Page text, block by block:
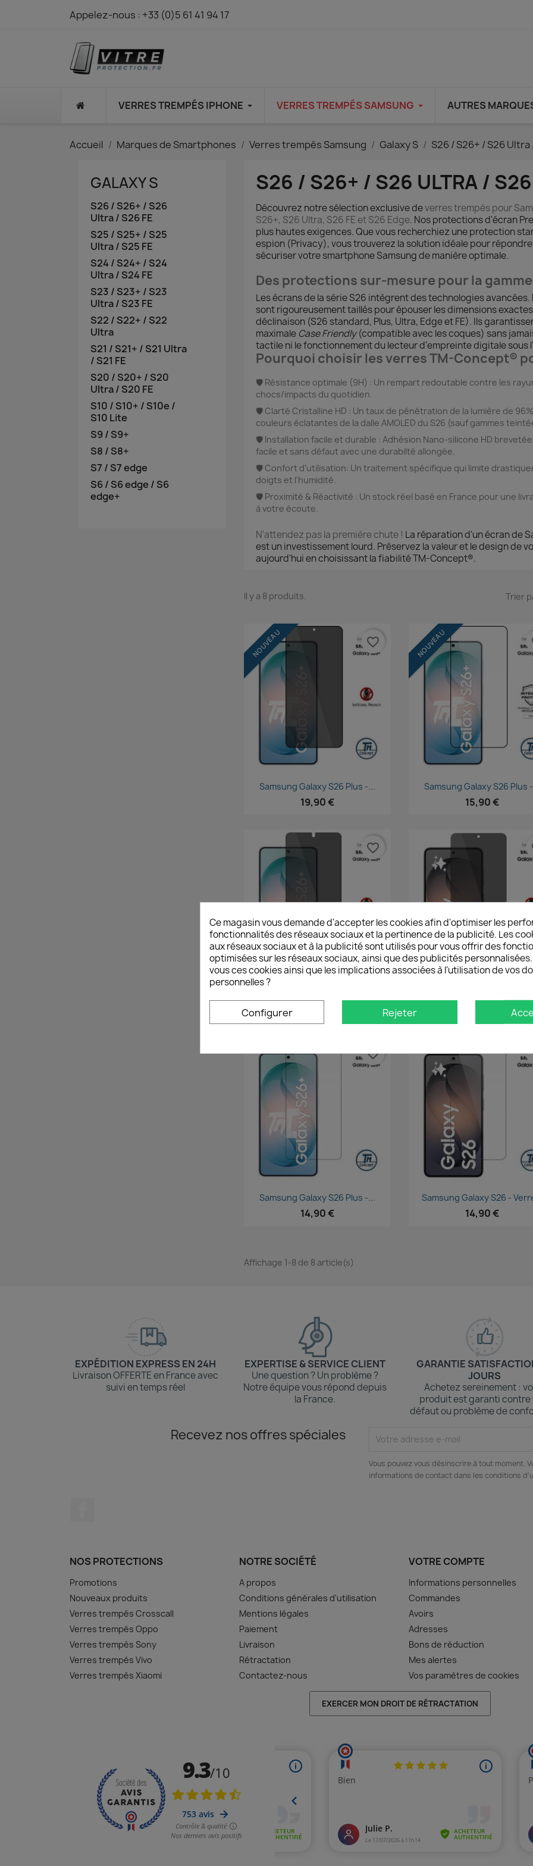
Appelez-nous : +33 (0)5 61 41 94 17
VERRES TREMPÉS IPHONE VERRES TREMPÉS SAMSUNG AUTRES
Accueil Marques de Smartphones Verres trempés Samsung Galaxy S S26 / S26+ / S26 Ultra
GALAXY S
S26 / S26+ / S26
Ultra / S26 FE
S25 / S25+ / S25
Ultra / S25 FE
S24 / S24+ / S24
Ultra / S24 FE
S23 / S23+ / S23
Ultra / S23 FE
S22 / S22+ / S22
Ultra
S21 / S21+ / S21 Ultra
/ S21 FE
S20 / S20+ / S20
Ultra / S20 FE
S10 / S10+ / S10e /
S10 Lite
S9 / S9+
S8 / S8+
S7 / S7 edge
S6 / S6 edge / S6
edge+
S26 / S26+ / S26 ULTRA / S26
Découvrez notre sélection exclusive deverres trempés pour
S26+, S26 Ultra, S26 FE et S26 Edge. Nos protections d'écran
plus hautes exigences. Que vous recherchiez une protection
espion (Privacy), vous trouverez la solution idéale pour
sécuriser votre smartphone Samsung de manière optimale.
Des protections sur-mesure pour la gamme
Les écrans de la série S26 intègrent des technologies
sont rigoureusement taillés pour épouser les dimensions
déclinaison (S26 standard, Plus, Ultra, Edge et FE). Ils
maximale Case Friendly(compatible avec les coques) sans
tactile ni le fonctionnement du lecteur d'empreinte digitale sous
Pourquoi choisir les verres TM-Concept®
🛡️ Résistance optimale (9H) : Un rempart redoutable contre les
chocs/impacts du quotidien.
🛡️Clarté Cristalline HD : Un taux de pénétration de la lumière de
couleurs éclatantes de la dalle AMOLED du S26 (sauf gammes
🛡️ Installation facile et durable : Adhésion Nano-silicone HD
facile et sans défaut avec une durabilté allongée.
🛡️Confort d'utilisation: Un traitement spécifique qui limite
doigts et l'humidité.
🛡️ Proximité & Réactivité : Un stock réel basé en France pour une
à votre écoute.
N'attendez pas la première chute ! La réparation d'un écran de
est un investissement lourd. Préservez la valeur et le design de
aujourd'hui en choisissant la fiabilité TM-Concept®.
Il y a 8 produits. Trier
Aperçu rapide
Samsung Galaxy S26 Plus -...
19,90 €
NOUVEAU favorite_border
Aperçu rapide
Samsung Galaxy S26 Plus
15,90 €
NOUVEAU
favorite_border
Aperçu rapide
Samsung Galaxy S26 Plus -...
14,90 €
favorite_border
Aperçu rapide
Samsung Galaxy S26 -
14,90 €
Affichage 1-8 de 8 article(s)
EXPÉDITION EXPRESS EN 24H
Livraison OFFERTE en France avec
suivi en temps réel
EXPERTISE & SERVICE CLIENT
Une question ? Un problème ?
Notre équipe vous répond depuis
la France.
GARANTIE
JOURS
Achetez sereinement :
produit est garanti contre
défaut ou problème de
Recevez nos offres spéciales
Vous pouvez vous désinscrire à tout moment.
informations de contact dans les conditions
NOS PROTECTIONS
Promotions
Nouveaux produits
Verres trempés Crosscall
Verres trempés Oppo
Verres trempés Sony
Verres trempés Vivo
Verres trempés Xiaomi
NOTRE SOCIÉTÉ
A propos
Conditions générales d'utilisation
Mentions légales
Paiement
Livraison
Rétractation
Contactez-nous
VOTRE COMPTE
Informations personnelles
Commandes
Avoirs
Adresses
Bons de réduction
Mes alertes
Vos paramètres de cookies
EXERCER MON DROIT DE RÉTRACTATION
Ce magasin vous demande d'accepter les cookies afin d'optimiser les
fonctionnalités des réseaux sociaux et la pertinence de la publicité. Les
aux réseaux sociaux et à la publicité sont utilisés pour vous offrir des
optimisées sur les réseaux sociaux, ainsi que des publicités
vous ces cookies ainsi que les implications associées à l'utilisation de vos
personnelles ?
Configurer Rejeter